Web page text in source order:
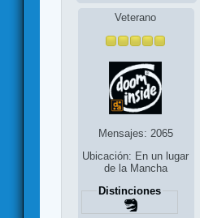
Veterano
Mensajes: 2065
Ubicación: En un lugar
de la Mancha
Distinciones